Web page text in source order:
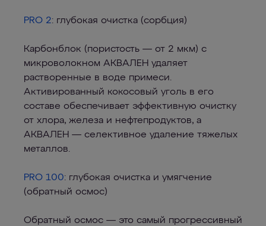
PRO 2: глубокая очистка (сорбция)
Карбонблок (пористость — от 2 мкм) с
микроволокном АКВАЛЕН удаляет
растворенные в воде примеси.
Активированный кокосовый уголь в его
составе обеспечивает эффективную очистку
от хлора, железа и нефтепродуктов, а
АКВАЛЕН — селективное удаление тяжелых
металлов.
PRO 100: глубокая очистка и умягчение
(обратный осмос)
Обратный осмос — это самый прогрессивный